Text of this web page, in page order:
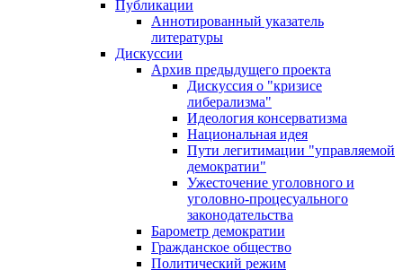
Публикации
Аннотированный указатель
литературы
Дискуссии
Архив предыдущего проекта
Дискуссия о "кризисе
либерализма"
Идеология консерватизма
Национальная идея
Пути легитимации "управляемой
демократии"
Ужесточение уголовного и
уголовно-процесуального
законодательства
Барометр демократии
Гражданское общество
Политический режим